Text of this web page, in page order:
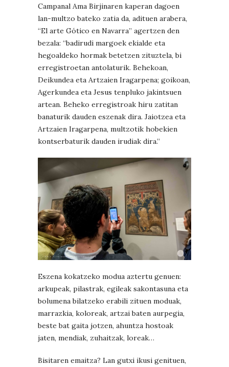
Campanal Ama Birjinaren kaperan dagoen
lan-multzo bateko zatia da, adituen arabera,
“El arte Gótico en Navarra” agertzen den
bezala: “badirudi margoek ekialde eta
hegoaldeko hormak betetzen zituztela, bi
erregistroetan antolaturik. Behekoan,
Deikundea eta Artzaien Iragarpena; goikoan,
Agerkundea eta Jesus tenpluko jakintsuen
artean. Beheko erregistroak hiru zatitan
banaturik dauden eszenak dira. Jaiotzea eta
Artzaien Iragarpena, multzotik hobekien
kontserbaturik dauden irudiak dira.”
Eszena kokatzeko modua aztertu genuen:
arkupeak, pilastrak, egileak sakontasuna eta
bolumena bilatzeko erabili zituen moduak,
marrazkia, koloreak, artzai baten aurpegia,
beste bat gaita jotzen, ahuntza hostoak
jaten, mendiak, zuhaitzak, loreak…
Bisitaren emaitza? Lan gutxi ikusi genituen,